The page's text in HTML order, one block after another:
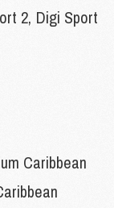
2, Digi Sport
Caribbean